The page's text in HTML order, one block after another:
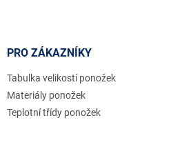
PRO ZÁKAZNÍKY
Tabulka velikostí ponožek
Materiály ponožek
Teplotní třídy ponožek